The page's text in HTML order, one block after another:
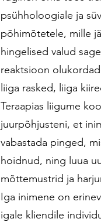
psühholoogiale ja
põhimõtetele, mille
hingelised valud
reaktsioon
liiga rasked, liiga
Teraapias liigume
juurpõhjusteni, et
vabastada pinged,
hoidnud, ning luua
mõttemustrid ja
Iga inimene on
igale kliendile